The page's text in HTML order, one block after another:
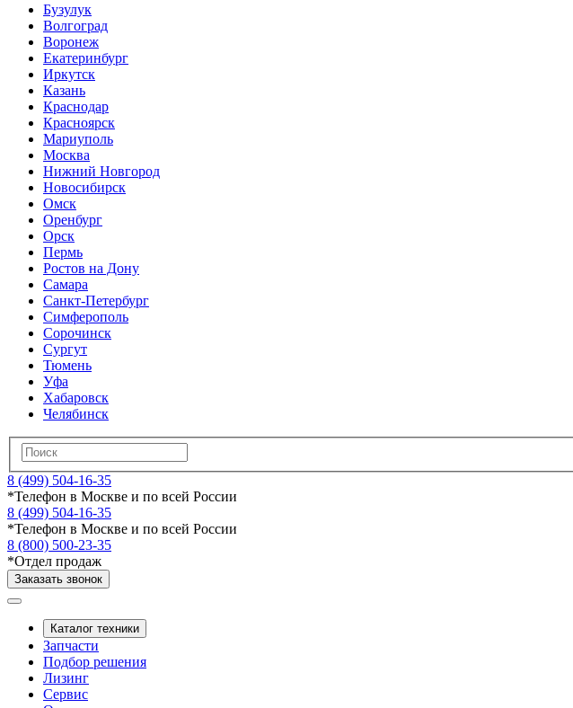
Бузулук
Волгоград
Воронеж
Екатеринбург
Иркутск
Казань
Краснодар
Красноярск
Мариуполь
Москва
Нижний Новгород
Новосибирск
Омск
Оренбург
Орск
Пермь
Ростов на Дону
Самара
Санкт-Петербург
Симферополь
Сорочинск
Сургут
Тюмень
Уфа
Хабаровск
Челябинск
8 (499) 504-16-35
*Телефон в Москве и по всей России
8 (499) 504-16-35
*Телефон в Москве и по всей России
8 (800) 500-23-35
*Отдел продаж
Заказать звонок
Каталог техники
Запчасти
Подбор решения
Лизинг
Сервис